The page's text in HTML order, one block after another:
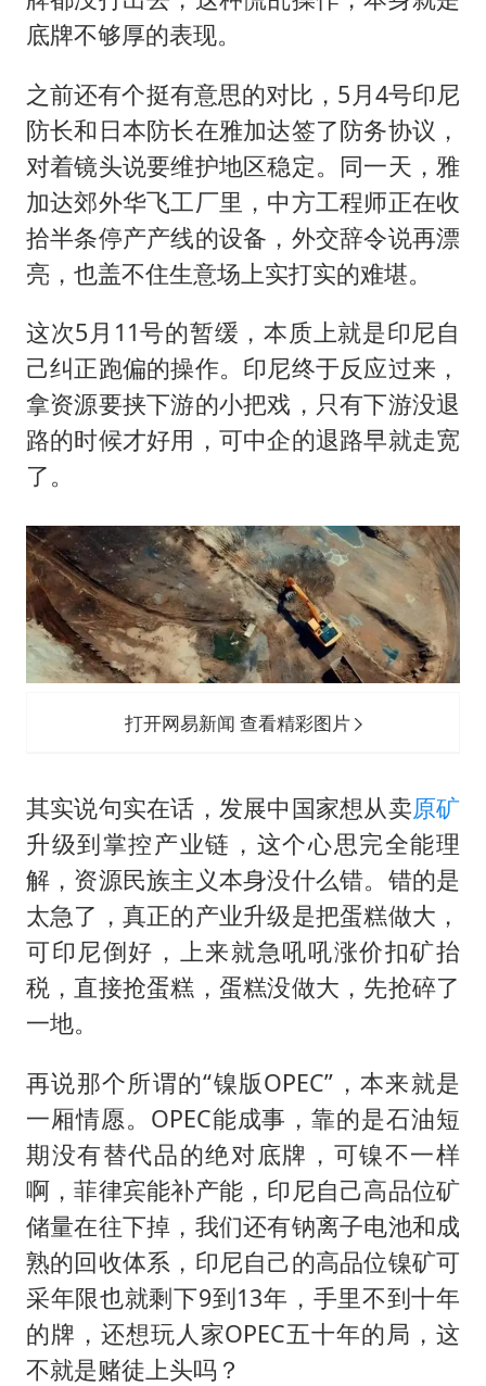
底牌不够厚的表现。
之前还有个挺有意思的对比，5月4号印尼
防长和日本防长在雅加达签了防务协议，
对着镜头说要维护地区稳定。同一天，雅
加达郊外华飞工厂里，中方工程师正在收
拾半条停产产线的设备，外交辞令说再漂
亮，也盖不住生意场上实打实的难堪。
这次5月11号的暂缓，本质上就是印尼自
己纠正跑偏的操作。印尼终于反应过来，
拿资源要挟下游的小把戏，只有下游没退
路的时候才好用，可中企的退路早就走宽
了。
打开网易新闻 查看精彩图片
其实说句实在话，发展中国家想从卖原矿
升级到掌控产业链，这个心思完全能理
解，资源民族主义本身没什么错。错的是
太急了，真正的产业升级是把蛋糕做大，
可印尼倒好，上来就急吼吼涨价扣矿抬
税，直接抢蛋糕，蛋糕没做大，先抢碎了
一地。
再说那个所谓的“镍版OPEC”，本来就是
一厢情愿。OPEC能成事，靠的是石油短
期没有替代品的绝对底牌，可镍不一样
啊，菲律宾能补产能，印尼自己高品位矿
储量在往下掉，我们还有钠离子电池和成
熟的回收体系，印尼自己的高品位镍矿可
采年限也就剩下9到13年，手里不到十年
的牌，还想玩人家OPEC五十年的局，这
不就是赌徒上头吗？